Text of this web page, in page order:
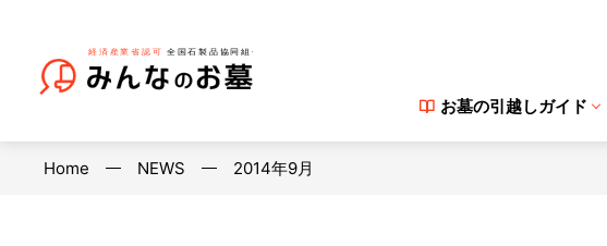
お墓の引越しガイド
Home NEWS 2014年9月